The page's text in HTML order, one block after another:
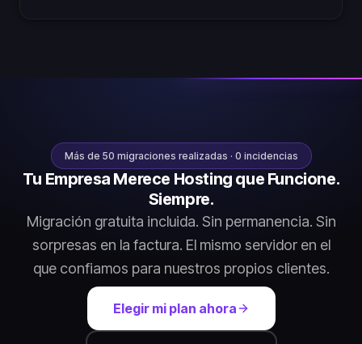
Más de 50 migraciones realizadas · 0 incidencias
Tu Empresa Merece Hosting que Funcione.
Siempre.
Migración gratuita incluida. Sin permanencia. Sin
sorpresas en la factura. El mismo servidor en el
que confiamos para nuestros propios clientes.
Elegir mi plan ahora